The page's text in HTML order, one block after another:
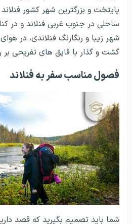
پایتخت و بزرگترین شهر کشور
ساحلی در جنوب غربی ‏فنلاند و در
شهر زیبا و رنگارنگ فنلاندی، در
گشت و گذار با قایق های تفریحی
فصول مناسب سفر به فنلاند
شما باید تصمیم بگیرید که قصد